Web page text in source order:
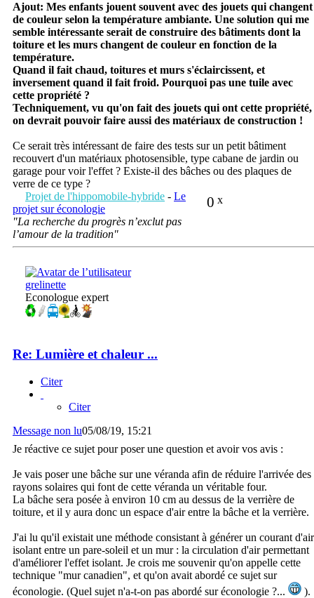
Ajout: Mes enfants jouent souvent avec des jouets qui changent
de couleur selon la température ambiante. Une solution qui me
semble intéressante serait de construire des bâtiments dont la
toiture et les murs changent de couleur en fonction de la
température.
Quand il fait chaud, toitures et murs s'éclaircissent, et
inversement quand il fait froid. Pourquoi pas une tuile avec
cette propriété ?
Techniquement, vu qu'on fait des jouets qui ont cette propriété,
on devrait pouvoir faire aussi des matériaux de construction !
Ce serait très intéressant de faire des tests sur un petit bâtiment
recouvert d'un matériaux photosensible, type cabane de jardin ou
garage pour voir l'effet ? Existe-il des bâches ou des plaques de
verre de ce type ?
0 x
Projet de l'hippomobile-hybride - Le
projet sur éconologie
"La recherche du progrès n’exclut pas
l’amour de la tradition"
grelinette
Econologue expert
Re: Lumière et chaleur ...
Citer
Citer
Message non lu05/08/19, 15:21
Je réactive ce sujet pour poser une question et avoir vos avis :
Je vais poser une bâche sur une véranda afin de réduire l'arrivée des
rayons solaires qui font de cette véranda un véritable four.
La bâche sera posée à environ 10 cm au dessus de la verrière de
toiture, et il y aura donc un espace d'air entre la bâche et la verrière.
J'ai lu qu'il existait une méthode consistant à générer un courant d'air
isolant entre un pare-soleil et un mur : la circulation d'air permettant
d'améliorer l'effet isolant. Je crois me souvenir qu'on appelle cette
technique "mur canadien", et qu'on avait abordé ce sujet sur
éconologie. (Quel sujet n'a-t-on pas abordé sur éconologie ?...
).